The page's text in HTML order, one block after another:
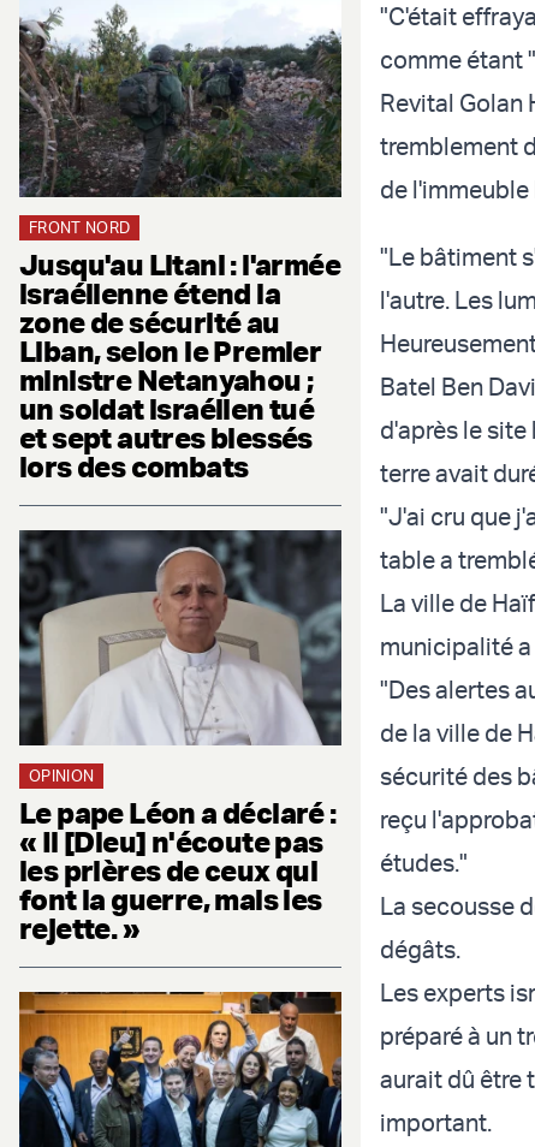
FRONT NORD
Jusqu'au Litani : l'armée
israélienne étend la
zone de sécurité au
Liban, selon le Premier
ministre Netanyahou ;
un soldat israélien tué
et sept autres blessés
lors des combats
OPINION
Le pape Léon a déclaré :
« Il [Dieu] n'écoute pas
les prières de ceux qui
font la guerre, mais les
rejette. »
"C'était
comme étant
Revital Golan
tremblement
de
"Le bâtiment
l'autre. Les
Batel Ben
d'après le site
terre avait
"J'ai cru que
table a
La ville de
municipalité
"Des alertes
de la ville de
sécurité des
reçu
études."
La secousse
dégâts.
Les experts
préparé à un
aurait dû être
important.